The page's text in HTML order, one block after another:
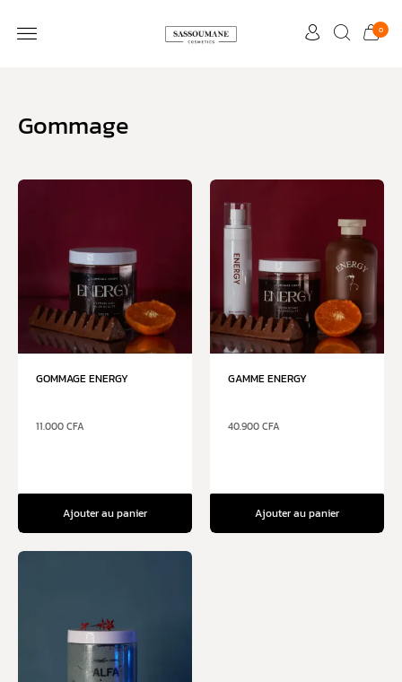
0
Gommage
GOMMAGE ENERGY
11.000CFA
Ajouter au panier
GAMME ENERGY
40.900CFA
Ajouter au panier